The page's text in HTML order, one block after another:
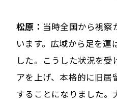
松原： 当時全国から視察
います。広域から足を運
した。こうした状況を
アを上げ、本格的に旧居
することになりました